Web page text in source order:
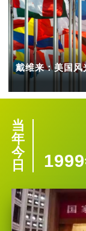
戴维来：美国
当
年
今
日